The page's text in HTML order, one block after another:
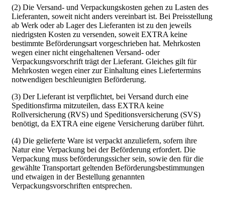
(2) Die Versand- und Verpackungskosten gehen zu Lasten des
Lieferanten, soweit nicht anders vereinbart ist. Bei Preisstellung
ab Werk oder ab Lager des Lieferanten ist zu den jeweils
niedrigsten Kosten zu versenden, soweit EXTRA keine
bestimmte Beförderungsart vorgeschrieben hat. Mehrkosten
wegen einer nicht eingehaltenen Versand- oder
Verpackungsvorschrift trägt der Lieferant. Gleiches gilt für
Mehrkosten wegen einer zur Einhaltung eines Liefertermins
notwendigen beschleunigten Beförderung.
(3) Der Lieferant ist verpflichtet, bei Versand durch eine
Speditionsfirma mitzuteilen, dass EXTRA keine
Rollversicherung (RVS) und Speditionsversicherung (SVS)
benötigt, da EXTRA eine eigene Versicherung darüber führt.
(4) Die gelieferte Ware ist verpackt anzuliefern, sofern ihre
Natur eine Verpackung bei der Beförderung erfordert. Die
Verpackung muss beförderungssicher sein, sowie den für die
gewählte Transportart geltenden Beförderungsbestimmungen
und etwaigen in der Bestellung genannten
Verpackungsvorschriften entsprechen.